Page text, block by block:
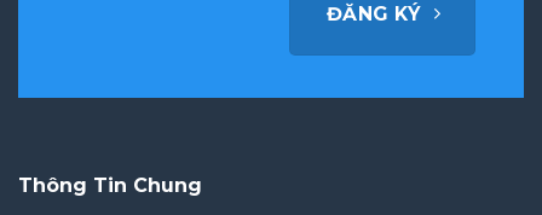
ĐĂNG KÝ
Thông Tin Chung